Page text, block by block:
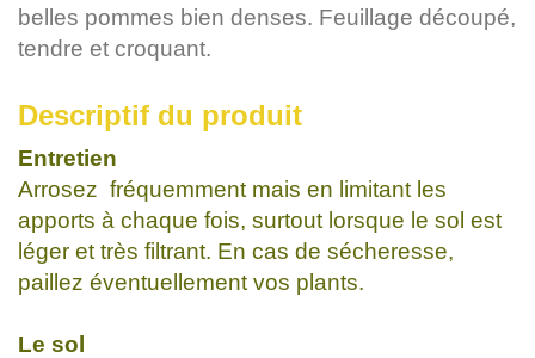
belles pommes bien denses. Feuillage découpé,
tendre et croquant.
Descriptif du produit
Entretien
Arrosez fréquemment mais en limitant les
apports à chaque fois, surtout lorsque le sol est
léger et très filtrant. En cas de sécheresse,
paillez éventuellement vos plants.
Le sol